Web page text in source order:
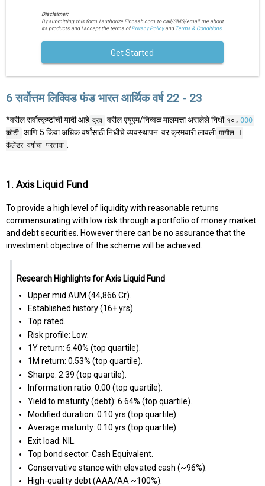
Disclaimer:
By submitting this form I authorize Fincash.com to call/SMS/email me about
its products and I accept the terms ofPrivacy Policyand Terms & Conditions.
Get Started
6 सर्वोत्तम लिक्विड फंड भारत आर्थिक वर्ष 22 - 23
*वरील सर्वोत्कृष्टांची यादी आहे द्रव वरील एयूएम/निव्वळ मालमत्ता असलेले निधी १०, 000
कोटी आणि 5 किंवा अधिक वर्षांसाठी निधीचे व्यवस्थापन. वर क्रमवारी लावली मागील 1
कॅलेंडर वर्षाचा परतावा
1. Axis Liquid Fund
To provide a high level of liquidity with reasonable returns
commensurating with low risk through a portfolio of money market
and debt securities. However there can be no assurance that the
investment objective of the scheme will be achieved.
Research Highlights for Axis Liquid Fund
Upper mid AUM (₹44,866 Cr).
Established history (16+ yrs).
Top rated.
Risk profile: Low.
1Y return: 6.40% (top quartile).
1M return: 0.53% (top quartile).
Sharpe: 2.39 (top quartile).
Information ratio: 0.00 (top quartile).
Yield to maturity (debt): 6.64% (top quartile).
Modified duration: 0.10 yrs (top quartile).
Average maturity: 0.10 yrs (top quartile).
Exit load: NIL.
Top bond sector: Cash Equivalent.
Conservative stance with elevated cash (~96%).
High-quality debt (AAA/AA ~100%).